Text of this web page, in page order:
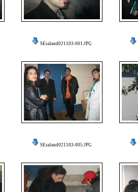
SEsalaud021103-001.JPG
SEsalaud021103-005.JPG